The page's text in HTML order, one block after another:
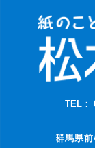
TEL：
群馬県